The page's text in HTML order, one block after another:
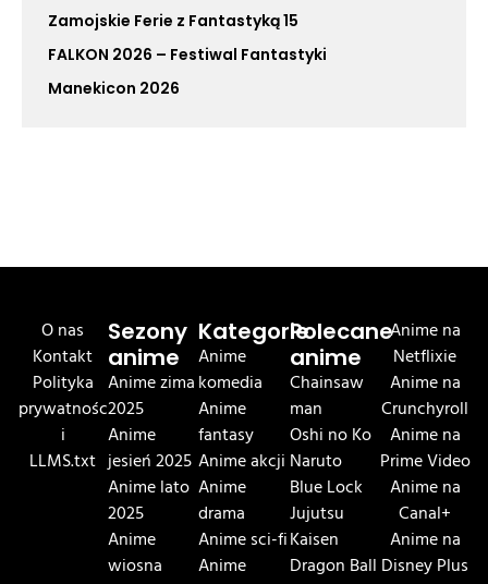
Zamojskie Ferie z Fantastyką 15
FALKON 2026 – Festiwal Fantastyki
Manekicon 2026
O nas
Kontakt
Polityka
prywatnośc
i
LLMS.txt
Sezony
anime
Anime zima
2025
Anime
jesień 2025
Anime lato
2025
Anime
wiosna
Kategorie
Anime
komedia
Anime
fantasy
Anime akcji
Anime
drama
Anime sci-fi
Anime
Polecane
anime
Chainsaw
man
Oshi no Ko
Naruto
Blue Lock
Jujutsu
Kaisen
Dragon Ball
Anime na
Netflixie
Anime na
Crunchyroll
Anime na
Prime Video
Anime na
Canal+
Anime na
Disney Plus